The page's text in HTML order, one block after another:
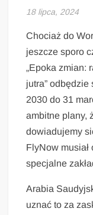
18 lipca, 2024
Chociaż do
jeszcze sporo
„Epoka zmian:
jutra”
2030 do 31
ambitne plany,
dowiadujemy
FlyNow
specjalne
Arabia
uznać to za